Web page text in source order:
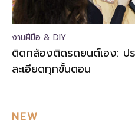
งานฝีมือ & DIY
ติดกล้องติดรถยนต์เอง: ป
ละเอียดทุกขั้นตอน
NEW